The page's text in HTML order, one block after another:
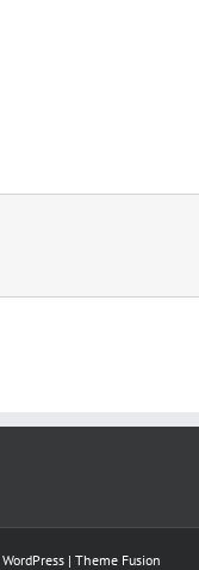
WordPress | Theme Fusion